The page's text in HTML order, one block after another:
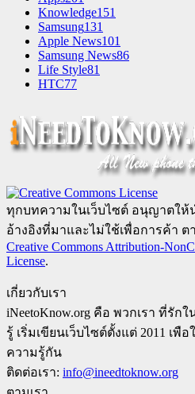
Knowledge151
Samsung131
Apple News101
Samsung News86
Life Style81
HTC77
ทุกบทความในเว็บไซต์ อนุญาตให้
อ้างอิงที่มาและไม่ใช้เพื่อการค้า
Creative Commons Attribution-
License.
เกี่ยวกับเรา
iNeetoKnow.org คือ พวกเรา ที่รั
รู้ เริ่มเขียนเว็บไซต์ตั้งแต่ 2011 เ
ความรู้กัน
ติดต่อเรา: info@ineedtoknow.org